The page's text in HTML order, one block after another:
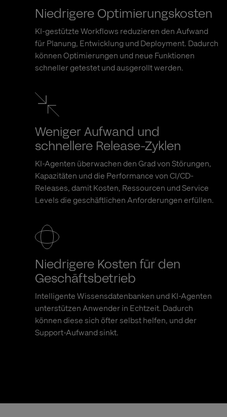
Niedrigere Optimierungskosten
KI-gestützte Workflows reduzieren den Aufwand
für Planung, Entwicklung und Deployment. Dadurch
können Optimierungen und neue Funktionen
schneller getestet und ausgerollt werden.
Weniger Aufwand und
schnellere Release-Zyklen
KI-Agenten überwachen den Grad von Störungen,
Kapazitäten und die Performance von CI/CD-
Releases, damit Kosten, Ressourcen und Service
Levels die geschäftlichen Anforderungen erfüllen.
Niedrigere Kosten für den
Geschäftsbetrieb
Intelligente Wissensdatenbanken und KI-Agenten
unterstützen Anwender in Echtzeit. Dadurch
können diese sich öfter selbst helfen, und der
Support-Aufwand sinkt.